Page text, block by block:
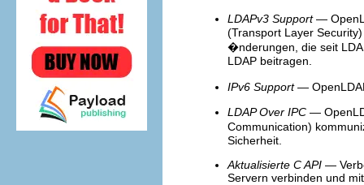
LDAPv3 Support—
(Transport Layer
�nderungen, die seit
LDAP beitragen.
IPv6 Support—
LDAP Over IPC —
Communication)
Sicherheit.
Aktualisierte C API —
Servern verbinden und